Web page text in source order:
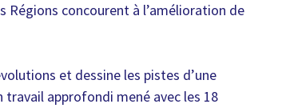
concourent à l’amélioration de
et dessine les pistes d’une
approfondi mené avec les 18